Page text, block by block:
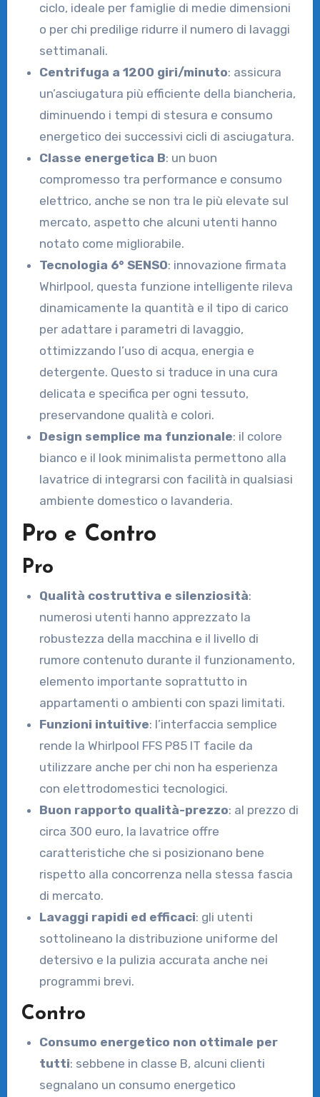
ciclo, ideale per famiglie di medie dimensioni
o per chi predilige ridurre il numero di lavaggi
settimanali.
Centrifuga a 1200 giri/minuto: assicura
un’asciugatura più efficiente della biancheria,
diminuendo i tempi di stesura e consumo
energetico dei successivi cicli di asciugatura.
Classe energetica B: un buon
compromesso tra performance e consumo
elettrico, anche se non tra le più elevate sul
mercato, aspetto che alcuni utenti hanno
notato come migliorabile.
Tecnologia 6° SENSO: innovazione firmata
Whirlpool, questa funzione intelligente rileva
dinamicamente la quantità e il tipo di carico
per adattare i parametri di lavaggio,
ottimizzando l’uso di acqua, energia e
detergente. Questo si traduce in una cura
delicata e specifica per ogni tessuto,
preservandone qualità e colori.
Design semplice ma funzionale: il colore
bianco e il look minimalista permettono alla
lavatrice di integrarsi con facilità in qualsiasi
ambiente domestico o lavanderia.
Pro e Contro
Pro
Qualità costruttiva e silenziosità:
numerosi utenti hanno apprezzato la
robustezza della macchina e il livello di
rumore contenuto durante il funzionamento,
elemento importante soprattutto in
appartamenti o ambienti con spazi limitati.
Funzioni intuitive: l’interfaccia semplice
rende la Whirlpool FFS P85 IT facile da
utilizzare anche per chi non ha esperienza
con elettrodomestici tecnologici.
Buon rapporto qualità-prezzo: al prezzo di
circa 300 euro, la lavatrice offre
caratteristiche che si posizionano bene
rispetto alla concorrenza nella stessa fascia
di mercato.
Lavaggi rapidi ed efficaci: gli utenti
sottolineano la distribuzione uniforme del
detersivo e la pulizia accurata anche nei
programmi brevi.
Contro
Consumo energetico non ottimale per
tutti: sebbene in classe B, alcuni clienti
segnalano un consumo energetico